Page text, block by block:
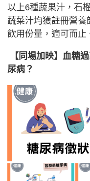
以上6種蔬果汁，石
蔬菜汁均獲註冊營
飲用份量，適可而止
【同場加映】血糖
尿病？